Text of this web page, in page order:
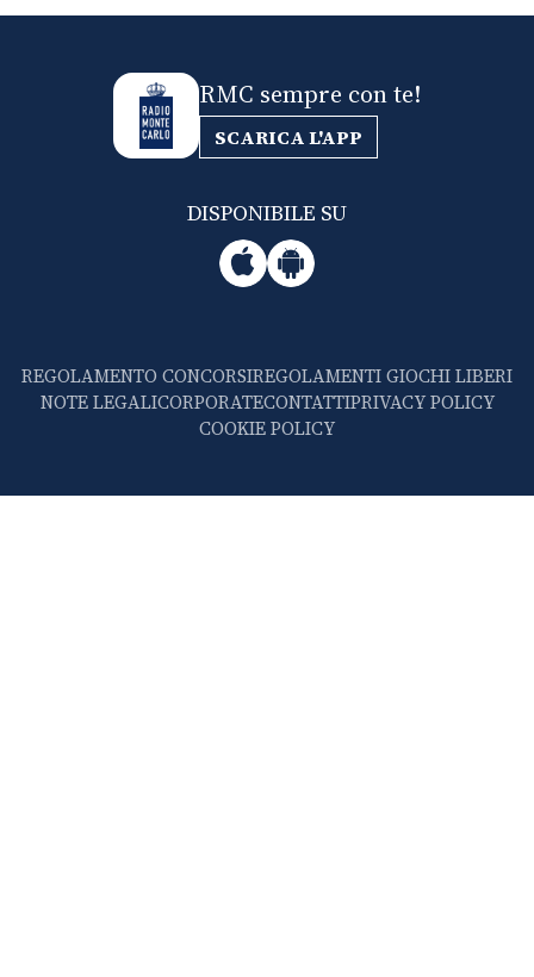
RMC sempre con te!
SCARICA L'APP
DISPONIBILE SU
REGOLAMENTO CONCORSIREGOLAMENTI GIOCHI LIBERI
NOTE LEGALICORPORATECONTATTIPRIVACY POLICY
COOKIE POLICY